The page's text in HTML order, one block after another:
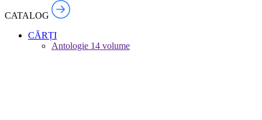
CATALOG
CĂRȚI
Antologie 14 volume